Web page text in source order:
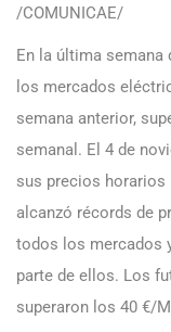
/COMUNICAE/
En la última semana
los mercados
semana anterior,
semanal. El 4 de
sus precios
alcanzó récords de
todos los mercados
parte de ellos. Los
superaron los 40 €/